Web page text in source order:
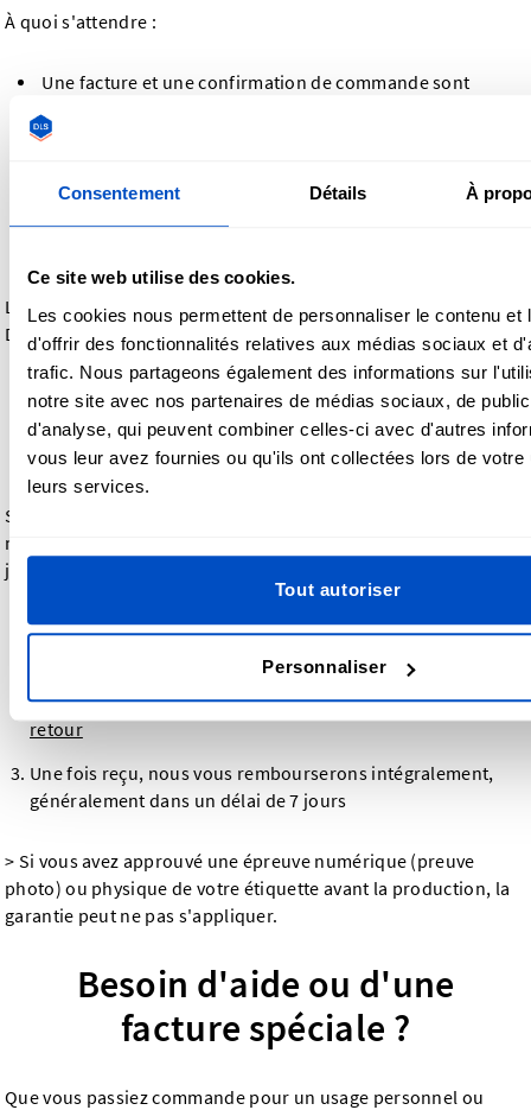
Consentement Détails À
Ce site web utilise des cookies.
Les cookies nous permettent de personnaliser le contenu et
d'offrir des fonctionnalités relatives aux médias sociaux et
trafic. Nous partageons également des informations sur
notre site avec nos partenaires de médias sociaux, de
d'analyse, qui peuvent combiner celles-ci avec d'autres
vous leur avez fournies ou qu'ils ont collectées lors de votre
leurs services.
Tout autoriser
Personnaliser
À quoi s'attendre :
Une facture et une confirmation de commande sont
envoyées par e-mail après le paiement
La facture comprend : les prix des articles, les frais
Les entreprises américaines bénéficiant d'une
Les factures sont également accessibles via votre compte
Dutch Label Shop si vous en avez créé un lors du paiement.
Remboursements et garantie
de remboursement
Si vous n'êtes pas entièrement satisfait de votre commande,
nous vous offrons une
jours. Voici comment cela fonctionne :
Signalez le problème dans les 30 jours suivant la réception
Renvoyez-nous les articles -Aperçu de nos adresses de
retour
Une fois reçu, nous vous rembourserons intégralement,
généralement dans un délai de 7 jours
> Si vous avez approuvé une épreuve numérique (preuve
photo) ou physique de votre étiquette avant la production, la
garantie peut ne pas s'appliquer.
Besoin d'aide ou d'une
facture spéciale ?
Que vous passiez commande pour un usage personnel ou